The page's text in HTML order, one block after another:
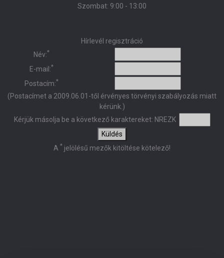
Szombat: 9:00 - 13:00
Hírlevél regisztráció
Név:*
E-mail:*
Postacím:*
(Postacímet a 2009.06.01-től érvényes törvényi szabályozás miatt
kérünk.)
Kérjük másolja be a következő karaktereket: NREZK
Küldés
A * jelölésű mezők kitöltése kötelező!